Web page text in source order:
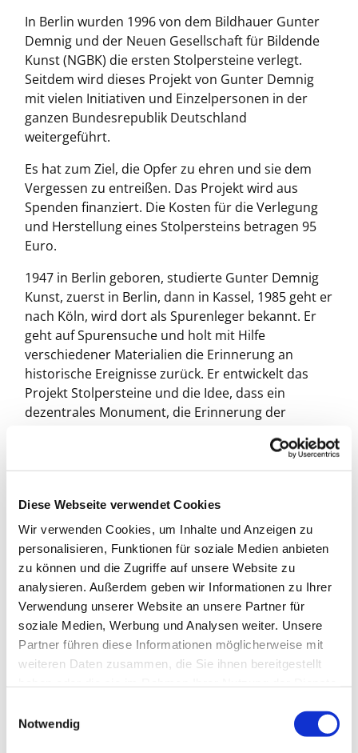
Diese Webseite verwendet Cookies
Wir verwenden Cookies, um Inhalte und Anzeigen zu
personalisieren, Funktionen für soziale Medien anbieten
zu können und die Zugriffe auf unsere Website zu
analysieren. Außerdem geben wir Informationen zu Ihrer
Verwendung unserer Website an unsere Partner für
soziale Medien, Werbung und Analysen weiter. Unsere
Partner führen diese Informationen möglicherweise mit
weiteren Daten zusammen, die Sie ihnen bereitgestellt
Notwendig
In Berlin wurden 1996 von dem Bildhauer Gunter
Demnig und der Neuen Gesellschaft für Bildende
Kunst (NGBK) die ersten Stolpersteine verlegt.
Seitdem wird dieses Projekt von Gunter Demnig
mit vielen Initiativen und Einzelpersonen in der
ganzen Bundesrepublik Deutschland
weitergeführt.
Es hat zum Ziel, die Opfer zu ehren und sie dem
Vergessen zu entreißen. Das Projekt wird aus
Spenden finanziert. Die Kosten für die Verlegung
und Herstellung eines Stolpersteins betragen 95
Euro.
1947 in Berlin geboren, studierte Gunter Demnig
Kunst, zuerst in Berlin, dann in Kassel, 1985 geht er
nach Köln, wird dort als Spurenleger bekannt. Er
geht auf Spurensuche und holt mit Hilfe
verschiedener Materialien die Erinnerung an
historische Ereignisse zurück. Er entwickelt das
Projekt Stolpersteine und die Idee, dass ein
dezentrales Monument, die Erinnerung der
Demnig dabei, so dass in Köln 1995 die ersten
Stolpersteine vom Künstler verlegt wurden, 1996
wurden in der Kreuzberger Oranienstraße 51
Stolpersteine verlegt. Gunter Demnig versteht
Stolpersteine nicht als Grabsteine. Sie sollen
betreten werden, damit die metallische Oberfläche
blank bleibt. Das Opfer erhält seinen Namen und
ein Stück Identität zurück, dabei ist jeder
persönliche Stein auch als Symbol für die
Gesamtheit der Opfer gemeint. Zehn Jahre später